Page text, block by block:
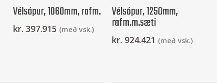
Vélsópur, 1060mm, rafm.
kr. 397.915 (með vsk.)
Vélsópur, 1250mm,
rafm.m.sæti
kr. 924.421 (með vsk.)